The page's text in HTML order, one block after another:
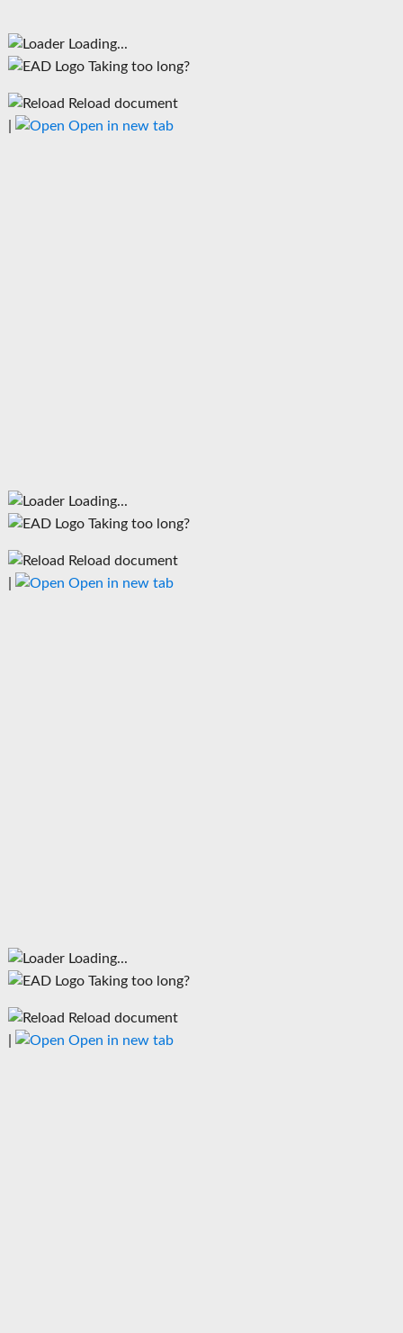
Loading...
Taking too long?
Reload document
Open in new tab
Loading...
Taking too long?
Reload document
Open in new tab
Loading...
Taking too long?
Reload document
Open in new tab